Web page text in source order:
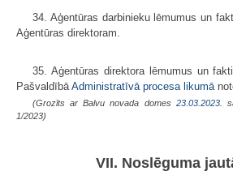
34. Aģentūras darbinieku lēmumus un
Aģentūras direktoram.
35. Aģentūras direktora lēmumus un
Pašvaldībā Administratīvā procesa likumā
(Grozīts ar Balvu novada domes 23.03.2023.
1/2023)
VII. Noslēguma